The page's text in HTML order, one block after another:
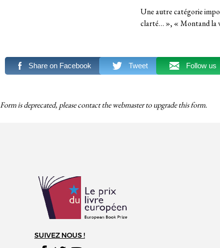
Une autre catégorie
clarté… », « Montand la
Share on Facebook Tweet Follow us
Form is deprecated, please contact the webmaster toupgradethis form.
SUIVEZ NOUS !